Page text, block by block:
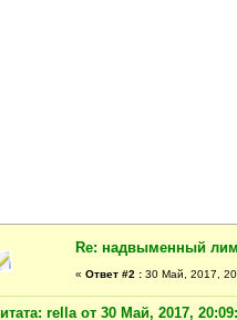
Re: надвыменный
« Ответ #2 : 30 Май, 2017,
rella от 30 Май, 2017,